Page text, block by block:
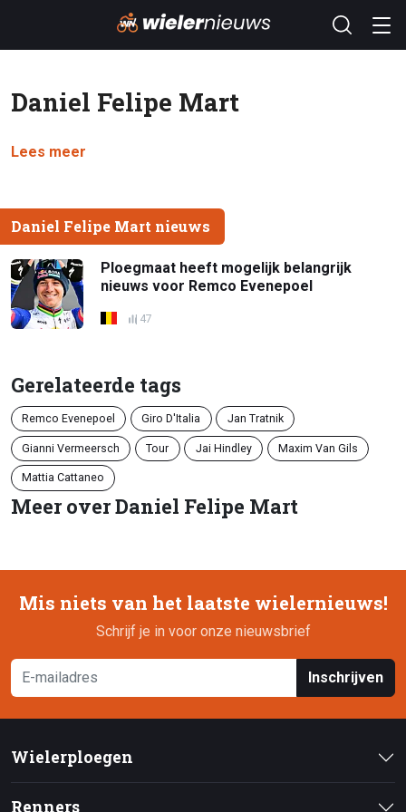
Daniel Felipe Mart
Lees meer
Daniel Felipe Mart nieuws
Ploegmaat heeft mogelijk belangrijk
nieuws voor Remco Evenepoel
47
Gerelateerde tags
Remco Evenepoel Giro D'Italia Jan Tratnik
Gianni Vermeersch Tour Jai Hindley Maxim Van Gils
Mattia Cattaneo
Meer over Daniel Felipe Mart
Mis niets van het laatste wielernieuws!
Schrijf je in voor onze nieuwsbrief
Inschrijven
Wielerploegen
Renners